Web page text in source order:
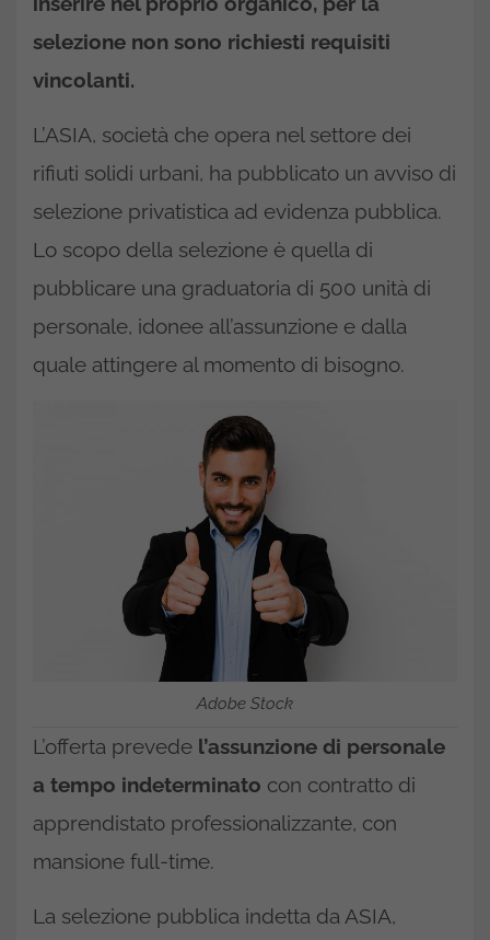
selezione non sono richiesti requisiti
vincolanti.
L’ASIA, società che opera nel settore dei
rifiuti solidi urbani, ha pubblicato un avviso di
selezione privatistica ad evidenza pubblica.
Lo scopo della selezione è quella di
pubblicare una graduatoria di 500 unità di
personale, idonee all’assunzione e dalla
quale attingere al momento di bisogno.
Adobe Stock
L’offerta prevede l’assunzione di personale
a tempo indeterminato con contratto di
apprendistato professionalizzante, con
mansione full-time.
La selezione pubblica indetta da ASIA,